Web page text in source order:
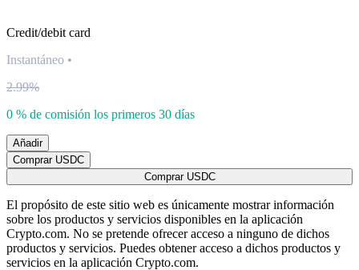
Credit/debit card
Instantáneo •
2.99%
0 % de comisión los primeros 30 días
Añadir
Comprar USDC
Comprar USDC
El propósito de este sitio web es únicamente mostrar información
sobre los productos y servicios disponibles en la aplicación
Crypto.com. No se pretende ofrecer acceso a ninguno de dichos
productos y servicios. Puedes obtener acceso a dichos productos y
servicios en la aplicación Crypto.com.